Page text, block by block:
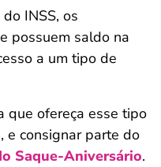
INSS, os
possuem saldo na
a um tipo de
que ofereça esse tipo
, e consignar parte do
Saque-Aniversário.